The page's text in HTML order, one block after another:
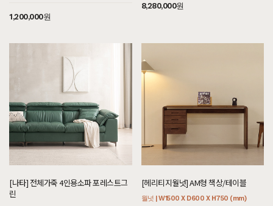
[[블랙러버] E형 장식장]
7월 25일 경기 용인 서**고객님 주문제작 설치후기입니다
[[한정특가] [헤리티지월넛] 플로렌스 의자 프로스트]
7월 25일 서울 마포 황**고객님 설치후기입니다
[[한정특가] [헤리티지월넛] 플로렌스 의자 버본]
7월 25일 서울 마포 황**고객님 설치후기입니다
[[한정특가] [헤리티지월넛] 플로렌스 의자 콩고]
[[헤리티지월넛] 베룸 식탁/테이블_40T]
1,200,000원
8,280,000원
[나타] 전체가죽 4인용소파 포레스트그
린
[헤리티지월넛] AM형 책상/테이블
월넛 | W1500 X D600 X H750 (mm)